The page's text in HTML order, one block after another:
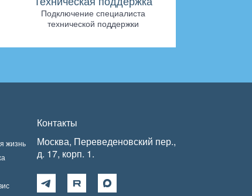
Подключение специалиста
технической поддержки
жизнь
Контакты
Москва, Переведеновский пер.,
д. 17, корп. 1.